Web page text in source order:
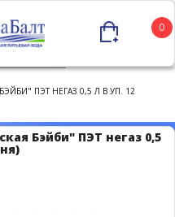
0
ПЭТ НЕГАЗ 0,5 Л В УП. 12
Бэйби" ПЭТ негаз 0,5